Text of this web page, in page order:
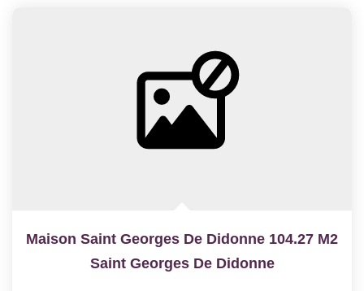
Maison Saint Georges De Didonne 104.27 M2
Saint Georges De Didonne